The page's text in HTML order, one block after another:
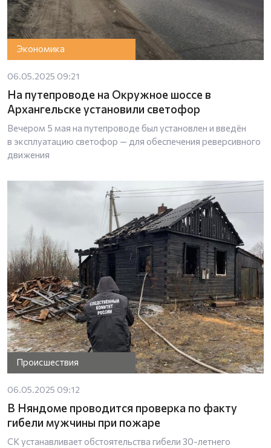
Экономика
06.05.2025 09:21
На путепроводе на Окружное шоссе в
Архангельске установили светофор
Вечером 5 мая на путепроводе был установлен и введён
в эксплуатацию светофор — для обеспечения реверсивного
движения
Происшествия
06.05.2025 09:12
В Няндоме проводится проверка по факту
гибели мужчины при пожаре
СК устанавливает обстоятельства гибели 30-летнего